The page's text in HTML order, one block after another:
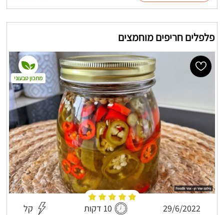
פלפלים חריפים מוחמצים
29/6/2022 10 דקות קל
מתכון טבעוני